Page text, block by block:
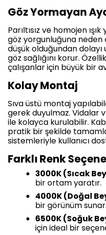
Göz Yormayan
Parıltısız ve homojen
göz yorgunluğuna neden
düşük olduğundan dolayı
göz sağlığını korur.
çalışanlar için büyük bir
Kolay Montaj
Sıva üstü montaj
gerek duyulmaz. Vidalar
ile kolayca kurulabilir.
pratik bir şekilde
sistemleriyle kullanıcı
Farklı Renk
3000K (Sıcak
bir ortam yaratır.
4000K (Doğal
bir görünüm sunar.
6500K (Soğuk
için ideal bir